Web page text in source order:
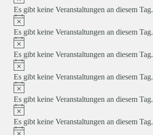
Es gibt keine Veranstaltungen an diesem Tag.
Hinweis
Es gibt keine Veranstaltungen an diesem Tag.
Hinweis
Es gibt keine Veranstaltungen an diesem Tag.
Hinweis
Es gibt keine Veranstaltungen an diesem Tag.
Hinweis
Es gibt keine Veranstaltungen an diesem Tag.
Hinweis
Es gibt keine Veranstaltungen an diesem Tag.
Hinweis